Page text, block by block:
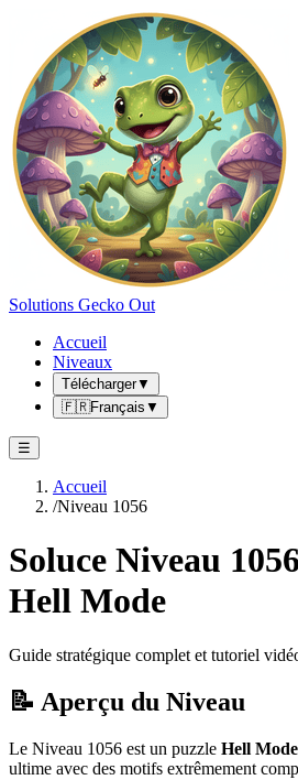
Solutions Gecko Out
Accueil
Niveaux
Télécharger▼
🇫🇷Français ▼
☰
Accueil
/Niveau 1056
Soluce Niveau 1056
Hell Mode
Guide stratégique complet et tutoriel
📝 Aperçu du Niveau
Le Niveau 1056 est un puzzle Hell Mode
ultime avec des motifs extrêmement